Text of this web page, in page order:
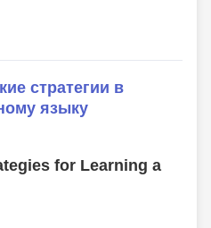
стратегии в
языку
for Learning a